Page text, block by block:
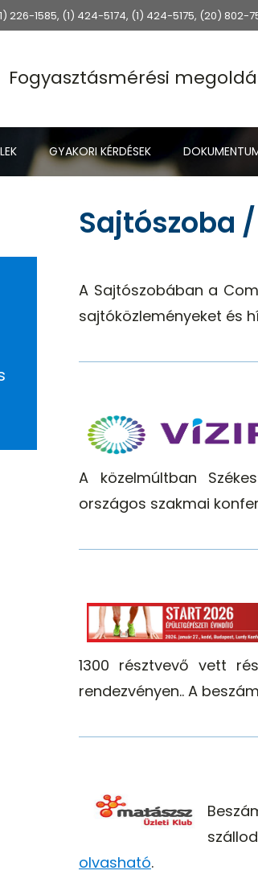
226-1585, (1) 424-5174, (1) 424-5175, (20) 802-
Fogyasztásmérési
GYAKORI KÉRDÉSEK
Sajtószoba
A Sajtószobában a
sajtóközleményeket és
A közelmúltban
országos szakmai
1300 résztvevő vett
rendezvényen.. A
olvasható.